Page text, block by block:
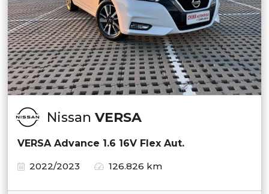
Nissan VERSA
VERSA Advance 1.6 16V Flex Aut.
2022/2023
126.826 km